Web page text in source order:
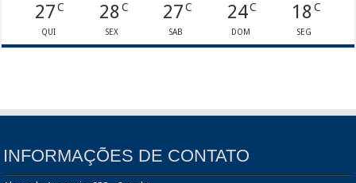
27C
QUI
28C
SEX
27 C
SAB
24C
DOM
18C
SEG
INFORMAÇÕES DE CONTATO